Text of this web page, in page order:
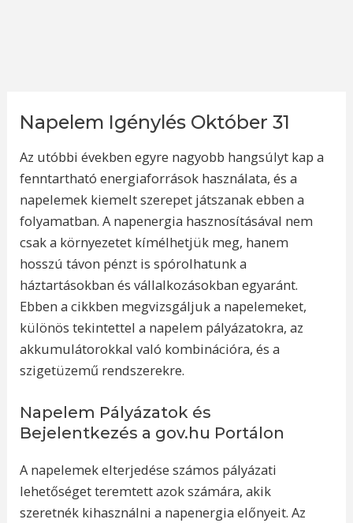
Napelem Igénylés Október 31
Az utóbbi években egyre nagyobb hangsúlyt kap a
fenntartható energiaforrások használata, és a
napelemek kiemelt szerepet játszanak ebben a
folyamatban. A napenergia hasznosításával nem
csak a környezetet kímélhetjük meg, hanem
hosszú távon pénzt is spórolhatunk a
háztartásokban és vállalkozásokban egyaránt.
Ebben a cikkben megvizsgáljuk a napelemeket,
különös tekintettel a napelem pályázatokra, az
akkumulátorokkal való kombinációra, és a
szigetüzemű rendszerekre.
Napelem Pályázatok és
Bejelentkezés a gov.hu Portálon
A napelemek elterjedése számos pályázati
lehetőséget teremtett azok számára, akik
szeretnék kihasználni a napenergia előnyeit. Az